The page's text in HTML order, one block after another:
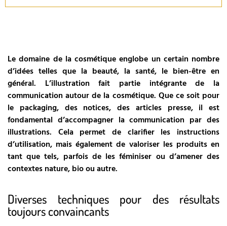
Le domaine de la cosmétique englobe un certain nombre
d’idées telles que la beauté, la santé, le bien-être en
général. L’illustration fait partie intégrante de la
communication autour de la cosmétique. Que ce soit pour
le packaging, des notices, des articles presse, il est
fondamental d’accompagner la communication par des
illustrations. Cela permet de clarifier les instructions
d’utilisation, mais également de valoriser les produits en
tant que tels, parfois de les féminiser ou d’amener des
contextes nature, bio ou autre.
Diverses techniques pour des résultats
toujours convaincants